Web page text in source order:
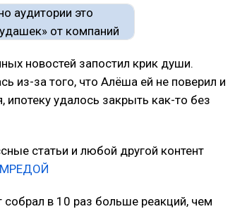
новостей запостил крик души.
из-за того, что Алёша ей не поверил и
ипотеку удалось закрыть как-то без
статьи и любой другой контент
собрал в 10 раз больше реакций, чем